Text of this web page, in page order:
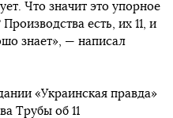
Что значит это упорное
есть, их 11, и
знает», — написал
«Украинская правда»
Трубы об 11